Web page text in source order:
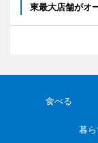
東最大店舗がオ
食べる
暮ら